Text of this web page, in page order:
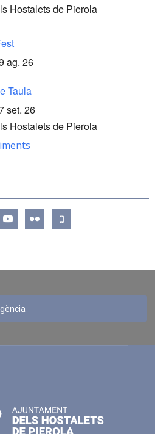
Hostalets de Pierola
ag. 26
Taula
set. 26
Hostalets de Pierola
youtube flickr mobile